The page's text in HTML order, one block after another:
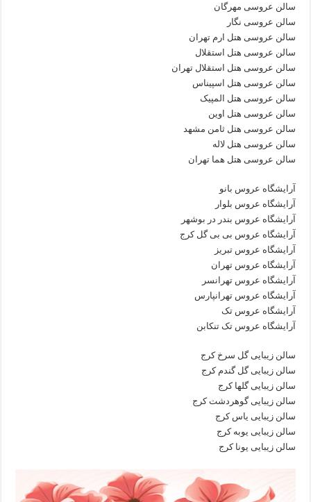
سالن عروسی مهرگان
سالن عروسی نگار
سالن عروسی هتل ارم تهران
سالن عروسی هتل استقلال
سالن عروسی هتل استقلال تهران
سالن عروسی هتل اسپیناس
سالن عروسی هتل المپیک
سالن عروسی هتل اوین
سالن عروسی هتل ثامن مشهد
سالن عروسی هتل لاله
سالن عروسی هتل هما تهران
آرایشگاه عروس بانو
آرایشگاه عروس بلوار
آرایشگاه عروس بندر در بوشهر
آرایشگاه عروس بی بی گل کرج
آرایشگاه عروس تبریز
آرایشگاه عروس تهران
آرایشگاه عروس تهرانسر
آرایشگاه عروس تهرانپارس
آرایشگاه عروس تک
آرایشگاه عروس تک تنکابن
سالن زیبایی گل سرخ کرج
سالن زیبایی گل گندم کرج
سالن زیبایی گلها کرج
سالن زیبایی گوهردشت کرج
سالن زیبایی یاس کرج
سالن زیبایی یوبه کرج
سالن زیبایی یونا کرج